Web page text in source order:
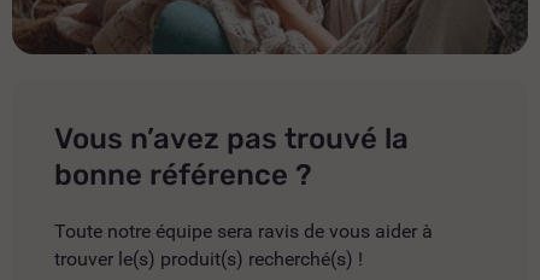
Vous n’avez pas trouvé la
bonne référence ?
Toute notre équipe sera ravis de vous aider à
trouver le(s) produit(s) recherché(s) !